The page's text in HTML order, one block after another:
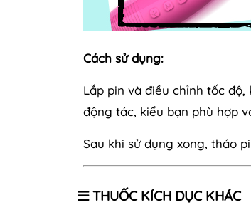
Cách sử dụng:
Lắp pin và điều chỉnh tốc
động tác, kiểu bạn phù hợp
Sau khi sử dụng xong, tháo
THUỐC KÍCH DỤC KHÁC